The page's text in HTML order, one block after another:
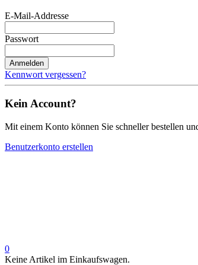
E-Mail-Addresse
Passwort
Anmelden
Kennwort vergessen?
Kein Account?
Mit einem Konto können Sie schneller bestellen
Benutzerkonto erstellen
0
Keine Artikel im Einkaufswagen.